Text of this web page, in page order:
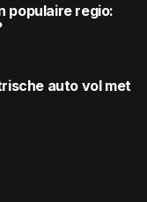
populaire regio:
auto vol met